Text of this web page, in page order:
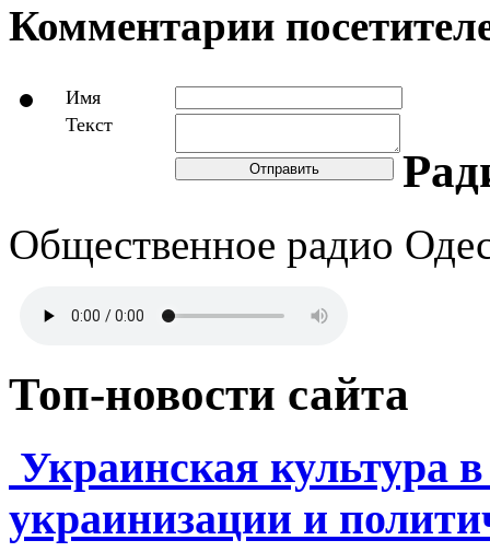
Комментарии
Имя
Текст
Отправить
Общественное радио
Топ-новости сайта
Украинская культура
украинизации и